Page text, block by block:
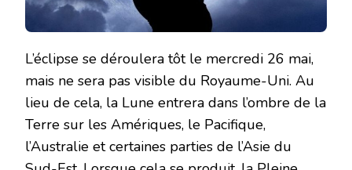
L’éclipse se déroulera tôt le mercredi 26 mai,
mais ne sera pas visible du Royaume-Uni. Au
lieu de cela, la Lune entrera dans l’ombre de la
Terre sur les Amériques, le Pacifique,
l’Australie et certaines parties de l’Asie du